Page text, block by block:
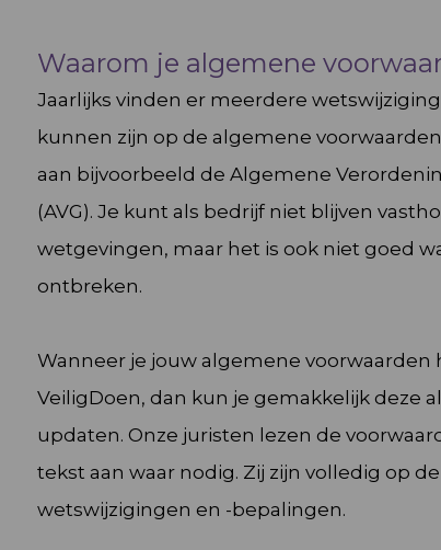
Waarom je algemene
Jaarlijks vinden er meerdere
kunnen zijn op de algemene
aan bijvoorbeeld de Algemene
(AVG). Je kunt als bedrijf niet blijven
wetgevingen, maar het is ook niet goed
ontbreken.
Wanneer je jouw algemene
VeiligDoen, dan kun je gemakkelijk deze
updaten. Onze juristen lezen de
tekst aan waar nodig. Zij zijn volledig op
wetswijzigingen en -bepalingen.